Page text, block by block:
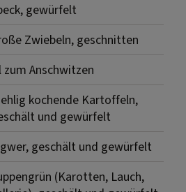
gewürfelt
Zwiebeln, geschnitten
zum Anschwitzen
kochende Kartoffeln,
und gewürfelt
geschält und gewürfelt
(Karotten, Lauch,